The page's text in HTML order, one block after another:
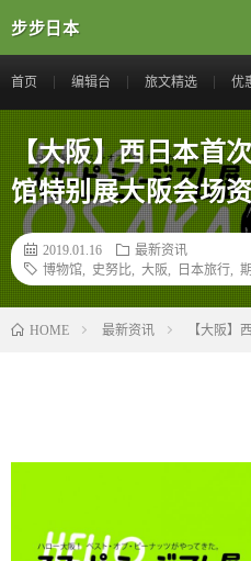
步步日本
首页 编辑台 旅文精选 优
【大阪】西日本首
馆特别展大阪会场
2019.01.16
最新资讯
博物馆
史努比 大阪 日本旅行
HOME 最新资讯 【大阪】